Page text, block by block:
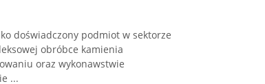
doświadczony podmiot w sektorze
obróbce kamienia
oraz wykonawstwie
...